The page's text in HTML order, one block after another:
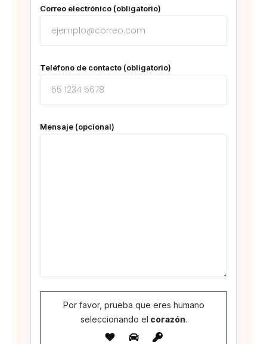
Correo electrónico (obligatorio)
Teléfono de contacto (obligatorio)
Mensaje (opcional)
Por favor, prueba que eres humano
seleccionando el corazón.